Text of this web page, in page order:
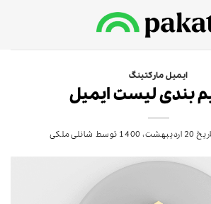
ایمیل مارکتینگ
بندی لیست ایمیل
20 اردیبهشت، 1400 توسط شانلی ملکی